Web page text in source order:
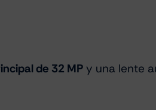
de 32 MPy una lente